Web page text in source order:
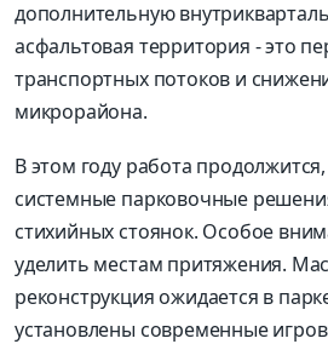
дополнительную
асфальтовая территория - это
транспортных потоков и
микрорайона.
В этом году работа
системные парковочные
стихийных стоянок. Особое
уделить местам притяжения.
реконструкция ожидается в
установлены современные